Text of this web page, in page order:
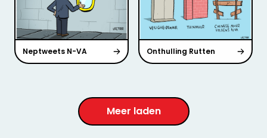
Neptweets N-VA Onthulling Rutten
Meer laden